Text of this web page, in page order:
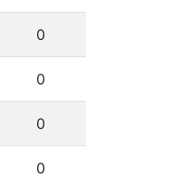
0
0
0
0